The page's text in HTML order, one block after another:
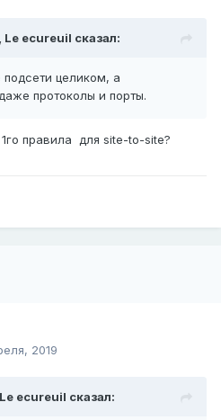
Le ecureuil сказал:
целиком, а
протоколы и порты.
правила для site-to-site?
2019
Le ecureuil сказал: